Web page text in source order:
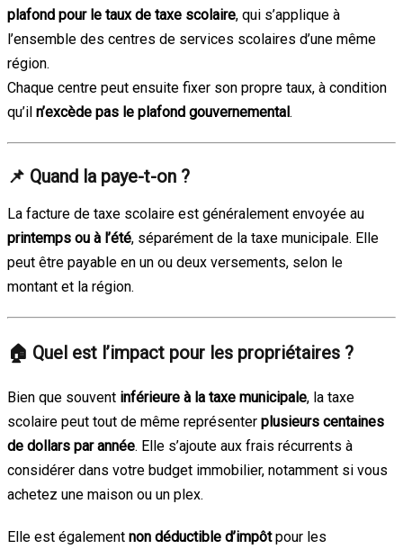
plafond pour le taux de taxe scolaire, qui s’applique à
l’ensemble des centres de services scolaires d’une même
région.
Chaque centre peut ensuite fixer son propre taux, à condition
qu’il n’excède pas le plafond gouvernemental.
📌 Quand la paye-t-on ?
La facture de taxe scolaire est généralement envoyée au
printemps ou à l’été, séparément de la taxe municipale. Elle
peut être payable en un ou deux versements, selon le
montant et la région.
🏠 Quel est l’impact pour les propriétaires ?
Bien que souvent inférieure à la taxe municipale, la taxe
scolaire peut tout de même représenter plusieurs centaines
de dollars par année. Elle s’ajoute aux frais récurrents à
considérer dans votre budget immobilier, notamment si vous
achetez une maison ou un plex.
Elle est également non déductible d’impôtpour les